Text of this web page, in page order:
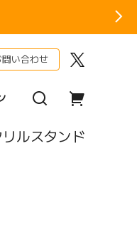
問い合わせ
ルスタンド